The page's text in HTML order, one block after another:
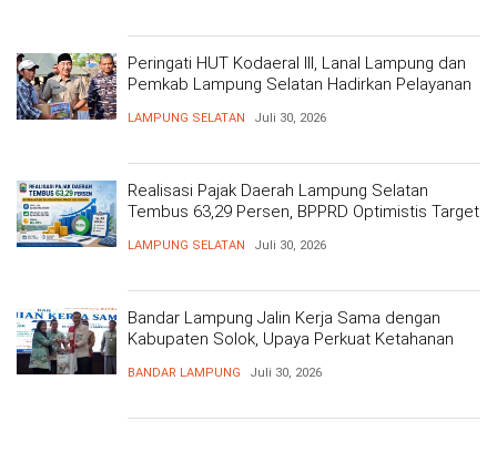
Peringati HUT Kodaeral III, Lanal Lampung dan
Pemkab Lampung Selatan Hadirkan Pelayanan
LAMPUNG SELATAN Juli 30, 2026
Realisasi Pajak Daerah Lampung Selatan
Tembus 63,29 Persen, BPPRD Optimistis Target
LAMPUNG SELATAN Juli 30, 2026
Bandar Lampung Jalin Kerja Sama dengan
Kabupaten Solok, Upaya Perkuat Ketahanan
BANDAR LAMPUNG Juli 30, 2026